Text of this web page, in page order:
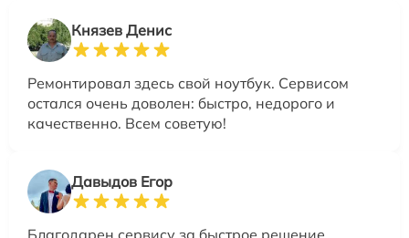
Князев Денис
Ремонтировал здесь свой ноутбук. Сервисом
остался очень доволен: быстро, недорого и
качественно. Всем советую!
Давыдов Егор
Благодарен сервису за быстрое решение